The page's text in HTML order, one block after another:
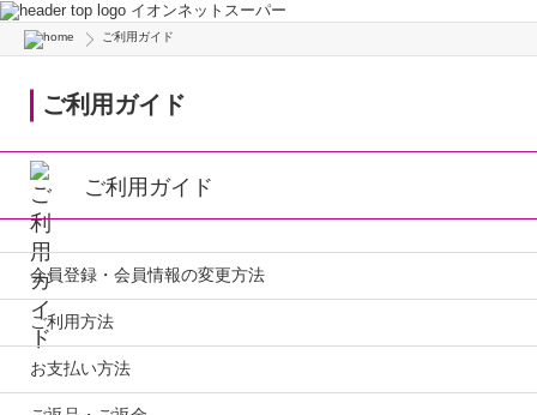
イオンネットスーパー
ご利用ガイド
ご利用ガイド
ご利用ガイド
会員登録・会員情報の変更方法
ご利用方法
お支払い方法